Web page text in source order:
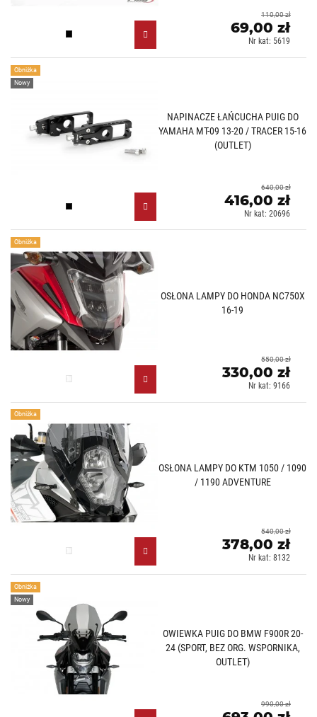
Czarny (N)
69,00 zł
110,00 zł
Nr kat: 5619
NAPINACZE ŁAŃCUCHA PUIG DO
YAMAHA MT-09 13-20 / TRACER 15-16
(OUTLET)
Czarny (N)
Obniżka
Nowy
416,00 zł
640,00 zł
Nr kat: 20696
OSŁONA LAMPY DO HONDA NC750X
16-19
Przezroczysty (W)
Obniżka
330,00 zł
550,00 zł
Nr kat: 9166
OSŁONA LAMPY DO KTM 1050 / 1090
/ 1190 ADVENTURE
Przezroczysty (W)
Obniżka
378,00 zł
540,00 zł
Nr kat: 8132
OWIEWKA PUIG DO BMW F900R 20-
24 (SPORT, BEZ ORG. WSPORNIKA,
OUTLET)
Obniżka
Nowy
990,00 zł